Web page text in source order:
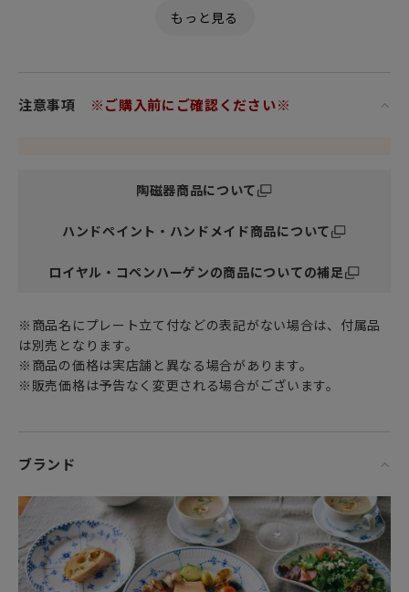
高温で焼成された丈夫な磁器製で、白磁は青みを帯びた透明
取り皿用の銘々皿やパン皿として使いやすいプレートです。
注意事項 ※ご購入前にご確認ください※
陶磁器商品について
ハンドペイント・ハンドメイド商品について
ロイヤル・コペンハーゲンの商品についての補足
※商品名にプレート立て付などの表記がない場合は、付属品
は別売となります。
※商品の価格は実店舗と異なる場合があります。
※販売価格は予告なく変更される場合がございます。
ブランド